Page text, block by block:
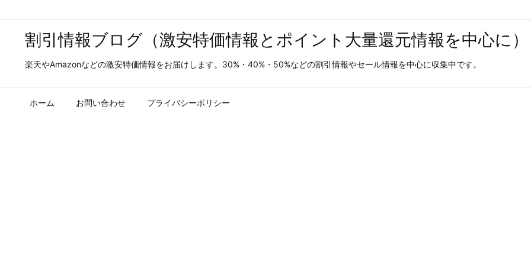
割引情報ブログ（激安特価情報とポイント大量還元情報を中心に）
楽天やAmazonなどの激安特価情報をお届けします。30%・40%・50%などの割引情報やセール情報を中心に収集中です。
ホーム お問い合わせ プライバシーポリシー